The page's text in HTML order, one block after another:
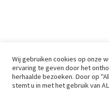
Wij gebruiken cookies op onze
ervaring te geven door het
herhaalde bezoeken. Door op
stemt u in met het gebruik van